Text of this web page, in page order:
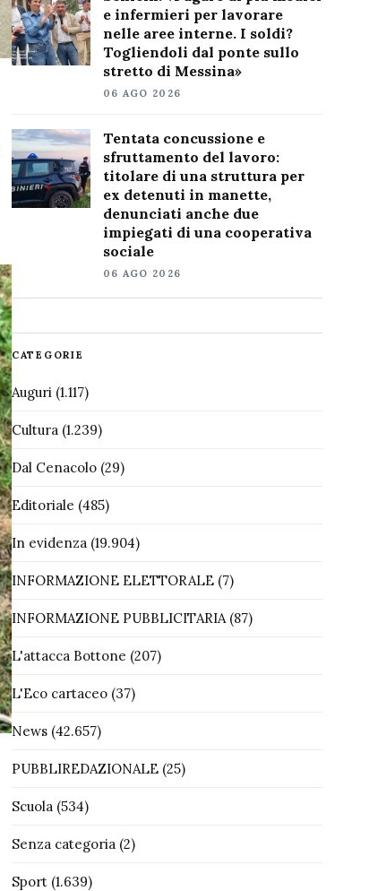
e infermieri per lavorare
nelle aree interne. I soldi?
Togliendoli dal ponte sullo
stretto di Messina»
06 AGO 2026
Tentata concussione e
sfruttamento del lavoro:
titolare di una struttura per
ex detenuti in manette,
denunciati anche due
impiegati di una cooperativa
sociale
06 AGO 2026
CATEGORIE
Auguri(1.117)
Cultura(1.239)
Dal Cenacolo(29)
Editoriale (485)
In evidenza(19.904)
INFORMAZIONE ELETTORALE(7)
INFORMAZIONE PUBBLICITARIA(87)
L'attacca Bottone (207)
L'Eco cartaceo(37)
News(42.657)
PUBBLIREDAZIONALE(25)
Scuola(534)
Senza categoria(2)
Sport(1.639)